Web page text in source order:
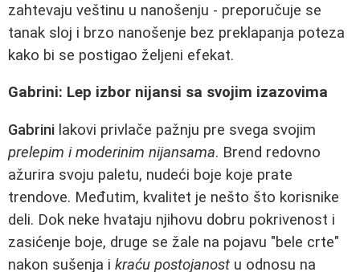
zahtevaju veštinu u nanošenju - preporučuje se
tanak sloj i brzo nanošenje bez preklapanja poteza
kako bi se postigao željeni efekat.
Gabrini: Lep izbor nijansi sa svojim izazovima
Gabrini lakovi privlače pažnju pre svega svojim
prelepim i moderinim nijansama. Brend redovno
ažurira svoju paletu, nudeći boje koje prate
trendove. Međutim, kvalitet je nešto što korisnike
deli. Dok neke hvataju njihovu dobru pokrivenost i
zasićenje boje, druge se žale na pojavu "bele crte"
nakon sušenja i kraću postojanost u odnosu na